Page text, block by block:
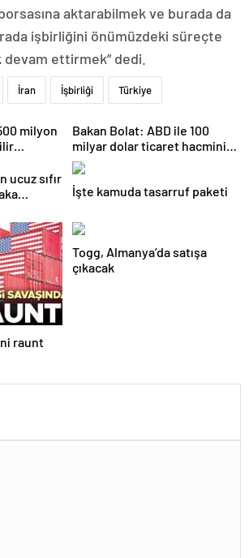
aktarabilmek ve burada da
işbirliğini önümüzdeki süreçte
devam ettirmek” dedi.
İran İşbirliği Türkiye
milyon
Bakan Bolat: ABD ile 100
milyar dolar ticaret hacmini
gerçekleştirebiliriz
ucuz sıfır
İşte kamuda tasarruf paketi
raunt
Togg, Almanya’da satışa
çıkacak